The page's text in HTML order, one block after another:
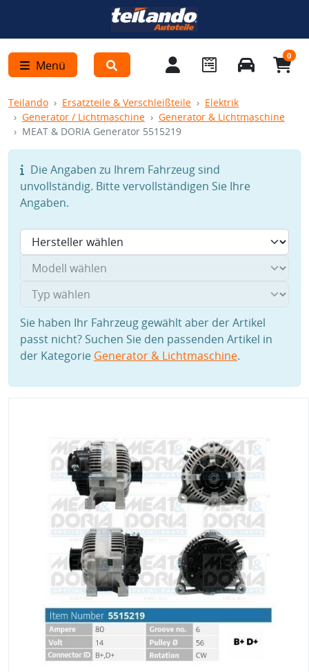
Menü
0
Teilando Ersatzteile & Verschleißteile
Elektrik
Generator / Lichtmaschine
Generator & Lichtmaschine
MEAT & DORIA Generator 5515219
Die Angaben zu Ihrem Fahrzeug sind
unvollständig. Bitte vervollständigen Sie Ihre
Angaben.
Sie haben Ihr Fahrzeug gewählt aber der Artikel
passt nicht? Suchen Sie den passenden Artikel in
der Kategorie Generator & Lichtmaschine.